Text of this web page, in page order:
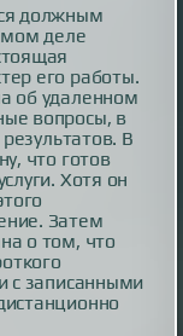
должным
деле
его работы.
об удаленном
вопросы, в
В
что готов
Хотя он
Затем
о том, что
с записанными